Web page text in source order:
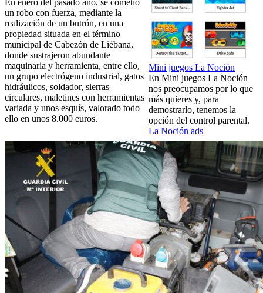
Mini juegos La Noción
En Mini juegos La Noción
nos preocupamos por lo que
más quieres y, para
demostrarlo, tenemos la
opción del control parental.
La Noción ads
En enero del pasado año, se cometió
un robo con fuerza, mediante la
realización de un butrón, en una
propiedad situada en el término
municipal de Cabezón de Liébana,
donde sustrajeron abundante
maquinaria y herramienta, entre ello,
un grupo electrógeno industrial, gatos
hidráulicos, soldador, sierras
circulares, maletines con herramientas
variada y unos esquís, valorado todo
ello en unos 8.000 euros.